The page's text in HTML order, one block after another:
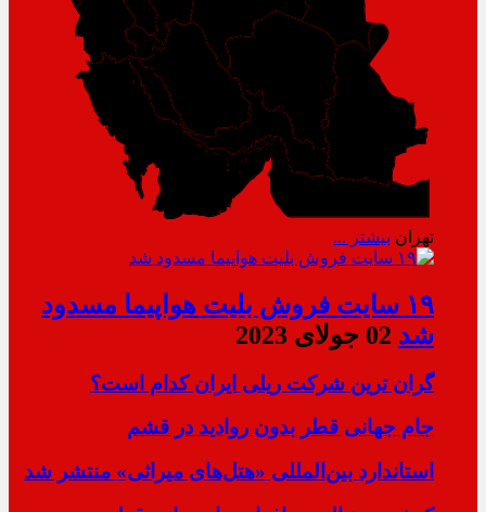
تهران بیشتر ...
۱۹ سایت فروش بلیت هواپیما مسدود
شد 02 جولای 2023
گران ترین شرکت ریلی ایران کدام است؟
جام جهانی قطر بدون روادید در قشم
استاندارد بین‌المللی «هتل‌های میراثی» منتشر شد